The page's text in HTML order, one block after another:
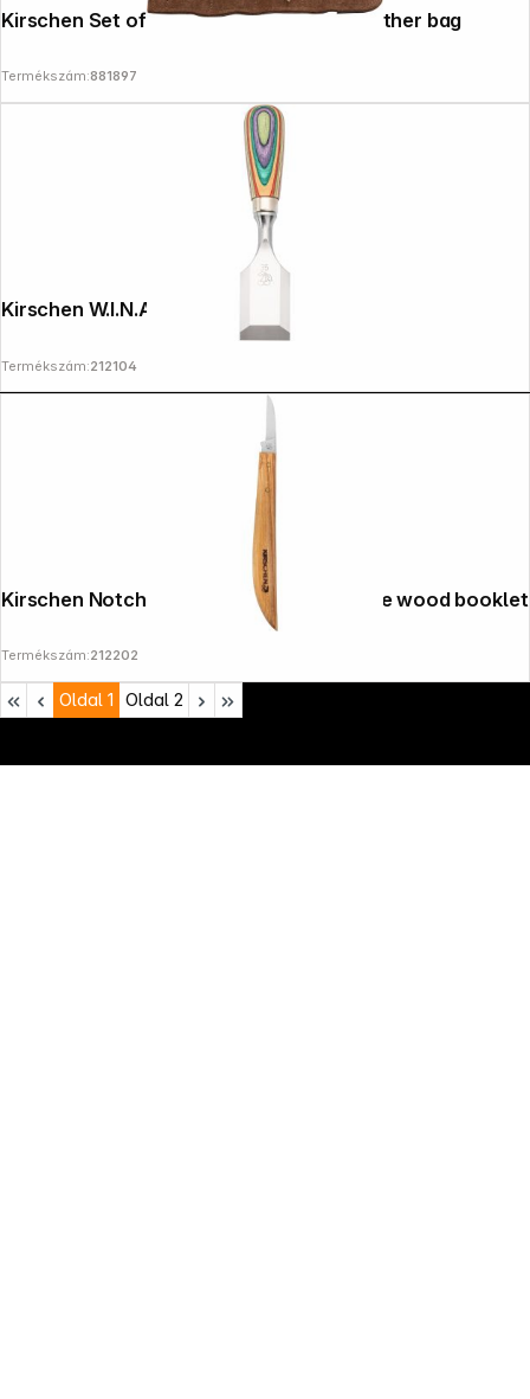
Kirschen Set of carving knives Velourleather bag
Termékszám:881897
Termékszám:212104
Kirschen Notched carving knife with olive wood booklet
Termékszám:212202
Oldal 1 Oldal2
Copyright © 2000 - 2026 DIFOX. All rights reserved.